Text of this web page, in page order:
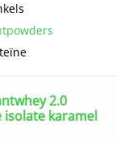
2.0
karamel